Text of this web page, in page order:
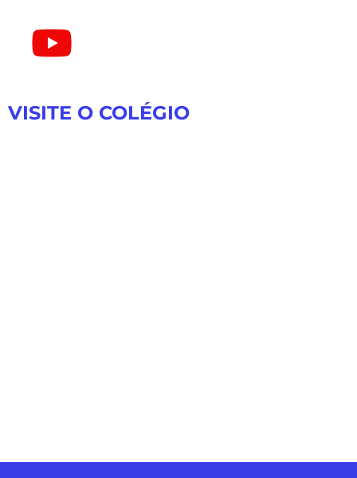
VISITE O COLÉGIO